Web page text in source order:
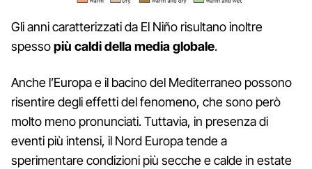
Gli anni caratterizzati da El Niño risultano inoltre
spessopiù caldi della media globale.
Anche l’Europa e il bacino del Mediterraneo possono
risentire degli effetti del fenomeno, che sono però
molto meno pronunciati. Tuttavia, in presenza di
eventi più intensi, il Nord Europa tende a
sperimentare condizioni più secche e calde in estate